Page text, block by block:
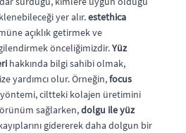
yer alır.estethica
açıklık getirmek ve
önceliğimizdir.Yüz
hakkında bilgi sahibi olmak,
yardımcı olur. Örneğin,focus
yöntemi, ciltteki kolajen üretimini
sağlarken,dolgu ile yüz
gidererek daha dolgun bir